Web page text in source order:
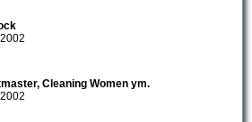
, Cleaning Women ym.